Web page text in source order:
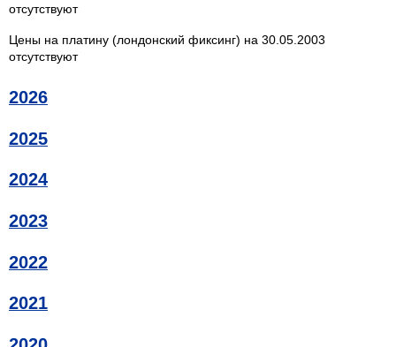
отсутствуют
Цены на платину (лондонский фиксинг) на 30.05.2003
отсутствуют
2026
2025
2024
2023
2022
2021